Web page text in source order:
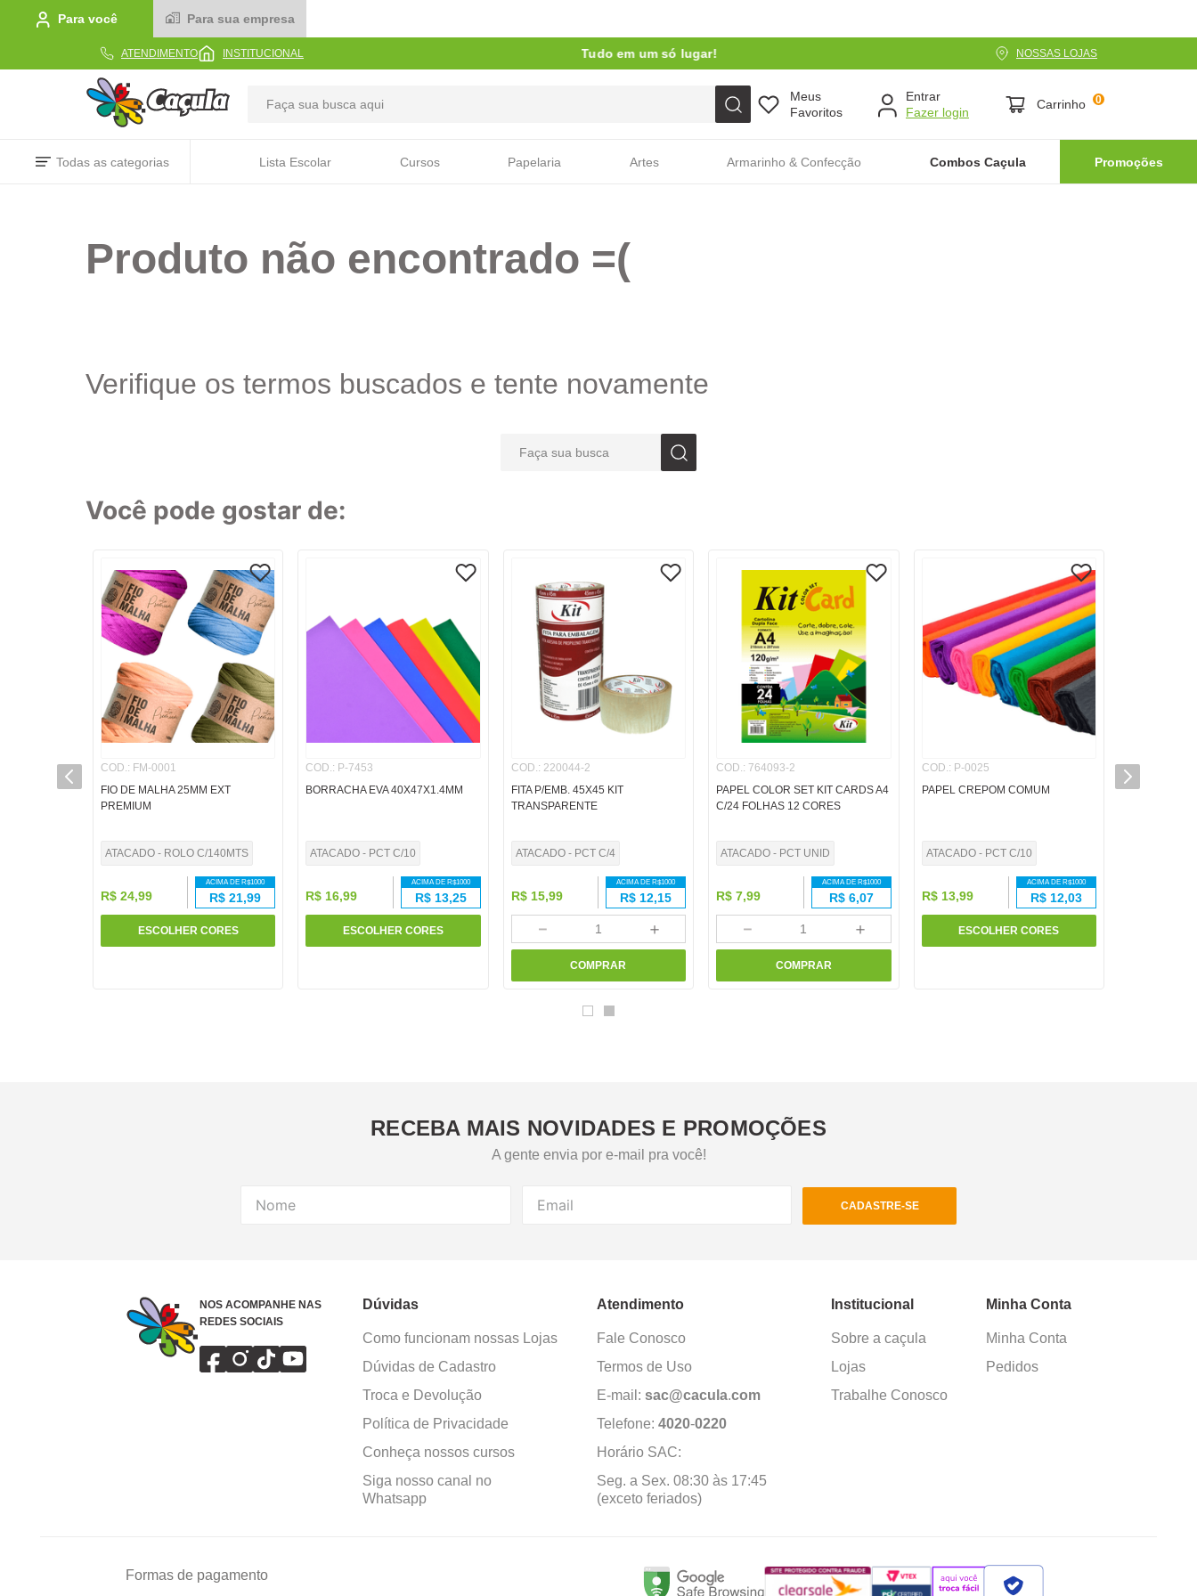
Para você Para sua empresa
ATENDIMENTO INSTITUCIONAL Tudo em um só lugar! NOSSAS LOJAS
Meus
Favoritos
Entrar
Carrinho 0
Todas as categorias Lista Escolar Cursos Papelaria Artes Armarinho & Confecção Combos Caçula Promoções
Produto não encontrado =(
Verifique os termos buscados e tente novamente
Faça sua busca
Você pode gostar de:
COD.: FM-0001
FIO DE MALHA 25MM EXT
PREMIUM
ATACADO - ROLO C/140MTS
R$ 24,99
ACIMA DE R$1000
R$21,99
ESCOLHER CORES
COD.: P-7453
BORRACHA EVA 40X47X1.4MM
ATACADO - PCT C/10
R$ 16,99
ACIMA DE R$1000
R$ 13,25
ESCOLHER CORES
COD.: 220044-2
FITA P/EMB. 45X45 KIT
TRANSPARENTE
ATACADO - PCT C/4
R$ 15,99
ACIMA DE R$1000
R$ 12,15
＋
－
COMPRAR
COD.: 764093-2
PAPEL COLOR SET KIT CARDS A4
C/24 FOLHAS 12 CORES
ATACADO - PCT UNID
R$ 7,99
ACIMA DE R$1000
R$ 6,07
＋
－
COMPRAR
COD.: P-0025
PAPEL CREPOM COMUM
ATACADO - PCT C/10
R$ 13,99
ACIMA DE R$1000
R$ 12,03
ESCOLHER CORES
RECEBA MAIS NOVIDADES E PROMOÇÕES
A gente envia por e-mail pra você!
CADASTRE-SE
NOS ACOMPANHE NAS
REDES SOCIAIS
Dúvidas
Como funcionam nossas Lojas
Dúvidas de Cadastro
Troca e Devolução
Política de Privacidade
Conheça nossos cursos
Siga nosso canal no
Whatsapp
Atendimento
Fale Conosco
Termos de Uso
E-mail: sac@cacula.com
Telefone: 4020-0220
Horário SAC:
Seg. a Sex. 08:30 às 17:45
(exceto feriados)
Institucional
Sobre a caçula
Lojas
Trabalhe Conosco
Minha Conta
Minha Conta
Pedidos
Formas de pagamento
TERMOS MAIS BUSCADOS
3 caneta
TERMOS MAIS BUSCADOS
4 tecido
caixa
9º barbante